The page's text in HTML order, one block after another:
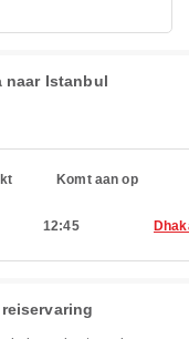
naar Istanbul
Komt aan op
12:45